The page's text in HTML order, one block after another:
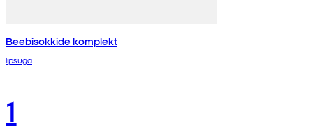
Beebisokkide komplekt
lipsuga
1